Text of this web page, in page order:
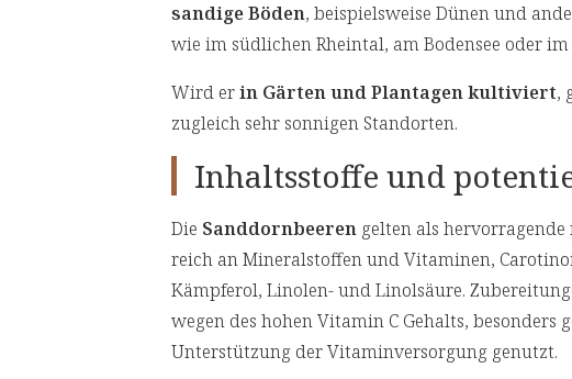
sandige Böden, beispielsweise Dünen und
wie im südlichen Rheintal, am Bodensee oder
Wird erin Gärten und Plantagen kultiviert,
zugleich sehr sonnigen Standorten.
Inhaltsstoffe und
Die Sanddornbeerengelten als
reich an Mineralstoffen und Vitaminen,
Kämpferol, Linolen- und Linolsäure.
wegen des hohen Vitamin C Gehalts, besonders
Unterstützung der Vitaminversorgung genutzt.